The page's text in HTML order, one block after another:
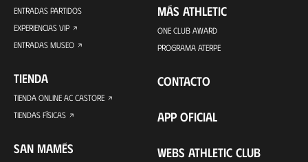
ENTRADAS PARTIDOS
EXPERIENCIAS VIP
ENTRADAS MUSEO
TIENDA
TIENDA ONLINE AC CASTORE
TIENDAS FÍSICAS
SAN MAMÉS
MÁS ATHLETIC
ONE CLUB AWARD
PROGRAMA ATERPE
CONTACTO
APP OFICIAL
WEBS ATHLETIC CLUB